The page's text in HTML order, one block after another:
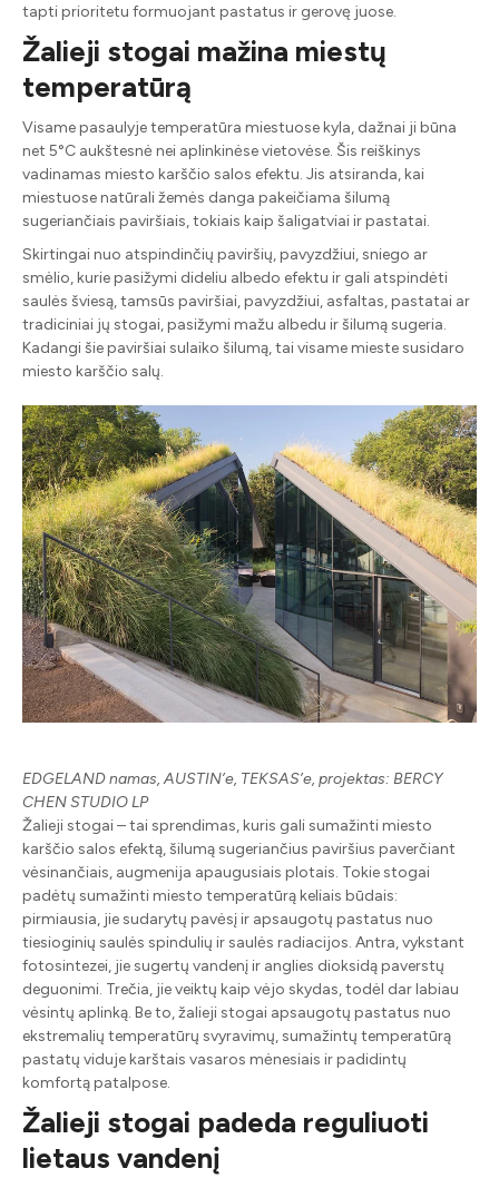
tapti prioritetu formuojant pastatus ir gerovę juose.
Žalieji stogai mažina miestų
temperatūrą
Visame pasaulyje temperatūra miestuose kyla, dažnai ji būna
net 5°C aukštesnė nei aplinkinėse vietovėse. Šis reiškinys
vadinamas miesto karščio salos efektu. Jis atsiranda, kai
miestuose natūrali žemės danga pakeičiama šilumą
sugeriančiais paviršiais, tokiais kaip šaligatviai ir pastatai.
Skirtingai nuo atspindinčių paviršių, pavyzdžiui, sniego ar
smėlio, kurie pasižymi dideliu albedo efektu ir gali atspindėti
saulės šviesą, tamsūs paviršiai, pavyzdžiui, asfaltas, pastatai ar
tradiciniai jų stogai, pasižymi mažu albedu ir šilumą sugeria.
Kadangi šie paviršiai sulaiko šilumą, tai visame mieste susidaro
miesto karščio salų.
EDGELAND namas, AUSTIN’e, TEKSAS’e, projektas: BERCY
CHEN STUDIO LP
Žalieji stogai – tai sprendimas, kuris gali sumažinti miesto
karščio salos efektą, šilumą sugeriančius paviršius paverčiant
vėsinančiais, augmenija apaugusiais plotais. Tokie stogai
padėtų sumažinti miesto temperatūrą keliais būdais:
pirmiausia, jie sudarytų pavėsį ir apsaugotų pastatus nuo
tiesioginių saulės spindulių ir saulės radiacijos. Antra, vykstant
fotosintezei, jie sugertų vandenį ir anglies dioksidą paverstų
deguonimi. Trečia, jie veiktų kaip vėjo skydas, todėl dar labiau
vėsintų aplinką. Be to, žalieji stogai apsaugotų pastatus nuo
ekstremalių temperatūrų svyravimų, sumažintų temperatūrą
pastatų viduje karštais vasaros mėnesiais ir padidintų
komfortą patalpose.
Žalieji stogai padeda reguliuoti
lietaus vandenį